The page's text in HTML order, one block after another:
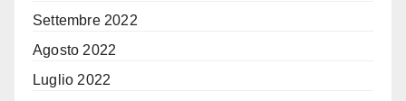
Settembre 2022
Agosto 2022
Luglio 2022